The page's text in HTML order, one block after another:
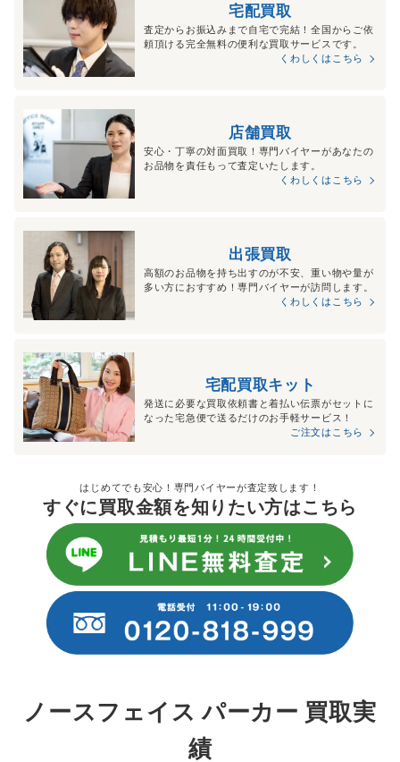
宅配買取
査定からお振込みまで自宅で完結！全国からご依
頼頂ける完全無料の便利な買取サービスです。
くわしくはこちら
店舗買取
安心・丁寧の対面買取！専門バイヤーがあなたの
お品物を責任もって査定いたします。
くわしくはこちら
出張買取
高額のお品物を持ち出すのが不安、重い物や量が
多い方におすすめ！専門バイヤーが訪問します。
くわしくはこちら
宅配買取キット
発送に必要な買取依頼書と着払い伝票がセットに
なった宅急便で送るだけのお手軽サービス！
ご注文はこちら
はじめてでも安心！専門バイヤーが査定致します！
すぐに買取金額を知りたい方はこちら
ノースフェイス パーカー 買取実
績